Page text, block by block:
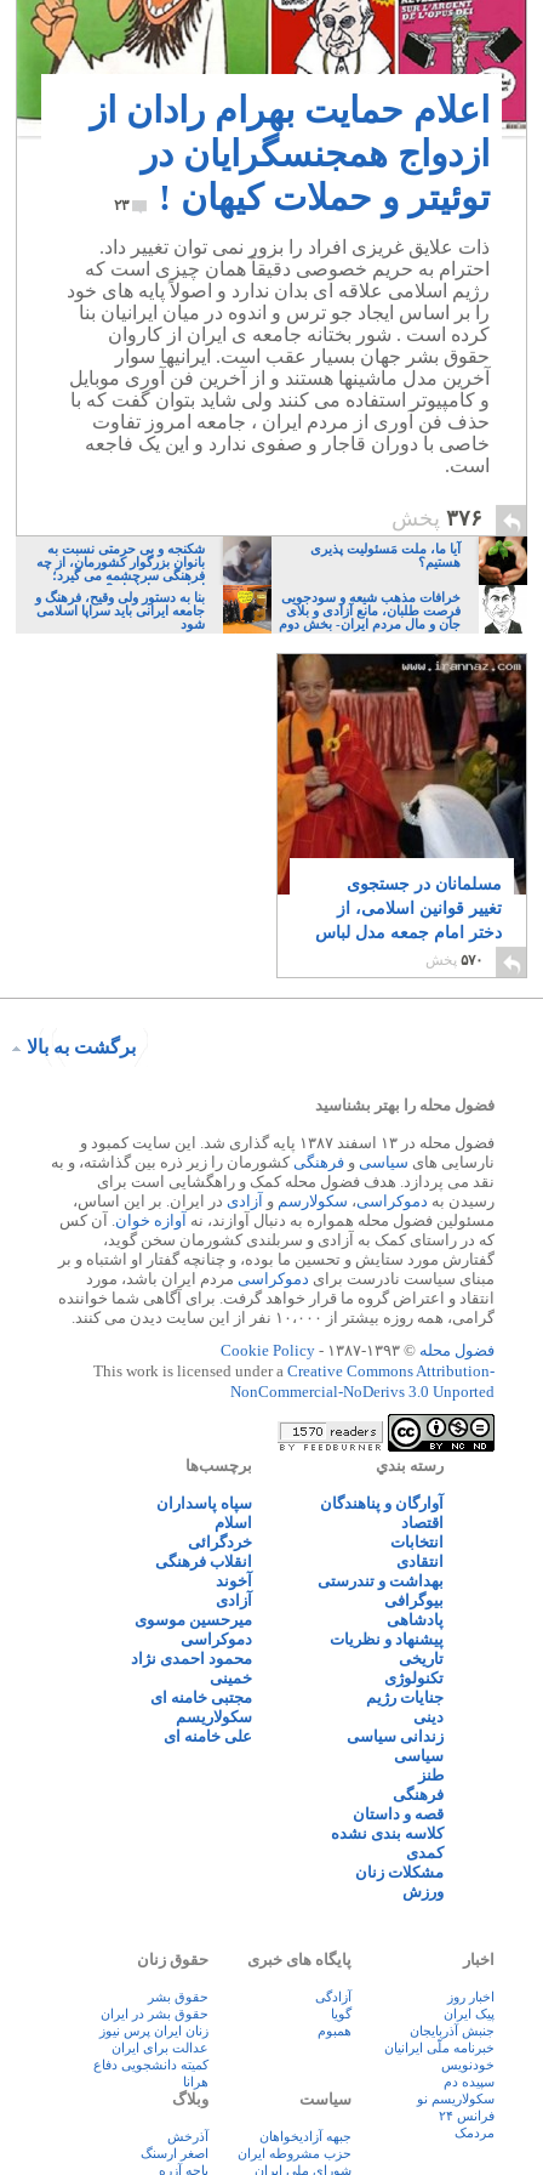
اعلام حمایت بهرام رادان از
ازدواج همجنسگرایان در
توئیتر و حملات کیهان !
۲۳
ذات علایق غریزی افراد را بزور نمی توان تغییر داد.
احترام به حریم خصوصی دقیقاً همان چیزی است که
رژیم اسلامی علاقه ای بدان ندارد و اصولاً پایه های خود
را بر اساس ایجاد جو ترس و اندوه در میان ایرانیان بنا
کرده است . شور بختانه جامعه ی ایران از کاروان
حقوق بشر جهان بسیار عقب است. ایرانیها سوار
آخرین مدل ماشینها هستند و از آخرین فن آوری موبایل
و کامپیوتر استفاده می کنند ولی شاید بتوان گفت که با
حذف فن آوری از مردم ایران ، جامعه امروز تفاوت
خاصی با دوران قاجار و صفوی ندارد و این یک فاجعه
است.
۳۷۶ پخش
آیا ما، ملت مَسئولیت پذیری
هستیم؟
شکنجه و بی حرمتی نسبت به
بانوان بزرگوار کشورمان، از چه
فرهنگی سرچشمه می گیرد؛
ایرانی، و یا تازیان؟
خرافات مذهب شیعه و سودجویی
فرصت طلبان، مانع آزادی و بلای
جان و مال مردم ایران- بخش دوم
بنا به دستور ولی وقیح، فرهنگ و
جامعه ایرانی باید سراپا اسلامی
شود
مسلمانان در جستجوی
تغییر قوانین اسلامی، از
دختر امام جمعه مدل لباس
شنا تا آخوند مسلمان
همجنسگرا!
۲۲
۵۷۰ پخش
برگشت به بالا
فضول محله را بهتر بشناسید
فضول محله در ۱۳ اسفند ۱۳۸۷ پایه گذاری شد. این سایت کمبود و
نارسایی های سیاسی و فرهنگیکشورمان را زیر ذره بین گذاشته، و به
نقد می پردازد. هدف فضول محله کمک و راهگشایی است برای
رسیدن به دموکراسی، سکولارسم و آزادی در ایران. بر این اساس،
مسئولین فضول محله همواره به دنبال آوازند، نه آوازه خوان. آن کس
که در راستای کمک به آزادی و سربلندی کشورمان سخن گوید،
گفتارش مورد ستایش و تحسین ما بوده، و چنانچه گفتار او اشتباه و بر
مبنای سیاست نادرست برای دموکراسی مردم ایران باشد، مورد
انتقاد و اعتراض گروه ما قرار خواهد گرفت. برای آگاهی شما خواننده
گرامی، همه روزه بیشتر از ۱۰،۰۰۰ نفر از این سایت دیدن می کنند.
فضول محله © ۱۳۹۳-۱۳۸۷ -
Cookie Policy
This work is licensed under a Creative Commons Attribution-
NonCommercial-NoDerivs 3.0 Unported
رسته بندي
آوارگان و پناهندگان
اقتصاد
انتخابات
انتقادی
بهداشت و تندرستی
بیوگرافی
پادشاهی
پیشنهاد و نظریات
تاریخی
تکنولوژی
جنایات رژیم
دینی
زندانی سیاسی
سیاسی
طنز
فرهنگی
قصه و داستان
کلاسه بندی نشده
کمدی
مشکلات زنان
ورزش
برچسب‌ها
سپاه پاسداران
اسلام
خردگرائی
انقلاب فرهنگی
آخوند
آزادی
میرحسین موسوی
دموکراسی
محمود احمدی نژاد
خمینی
مجتبی خامنه ای
سکولاریسم
علی خامنه ای
اخبار
اخبار روز
پيک ايران
جنبش آذربایجان
خبرنامه ملّی ایرانیان
خودنویس
سپیده دم
سکولاریسم نو
فرانس ۲۴
مردمک
پایگاه های خبری
آزادگی
گویا
همبوم
حقوق زنان
حقوق بشر
حقوق بشر در ایران
زنان ايران پرس نيوز
عدالت برای ایران
کمیته دانشجویی دفاع
هرانا
سیاست
جبهه آزادیخواهان
حزب مشروطه ایران
شورای ملی ایران
وبلاگ
آذرخش
اصغر ارسنگ
باچه آزره